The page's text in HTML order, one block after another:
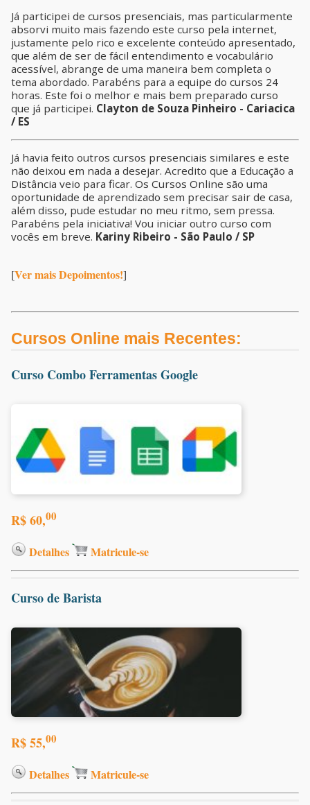
Já participei de cursos presenciais, mas particularmente
absorvi muito mais fazendo este curso pela internet,
justamente pelo rico e excelente conteúdo apresentado,
que além de ser de fácil entendimento e vocabulário
acessível, abrange de uma maneira bem completa o
tema abordado. Parabéns para a equipe do cursos 24
horas. Este foi o melhor e mais bem preparado curso
que já participei. Clayton de Souza Pinheiro - Cariacica
/ ES
Já havia feito outros cursos presenciais similares e este
não deixou em nada a desejar. Acredito que a Educação a
Distância veio para ficar. Os Cursos Online são uma
oportunidade de aprendizado sem precisar sair de casa,
além disso, pude estudar no meu ritmo, sem pressa.
Parabéns pela iniciativa! Vou iniciar outro curso com
vocês em breve. Kariny Ribeiro - São Paulo / SP
[Ver mais Depoimentos!]
Cursos Online mais Recentes:
Curso Combo Ferramentas Google
R$ 60,00
Detalhes Matricule-se
Curso de Barista
R$ 55,00
Detalhes Matricule-se